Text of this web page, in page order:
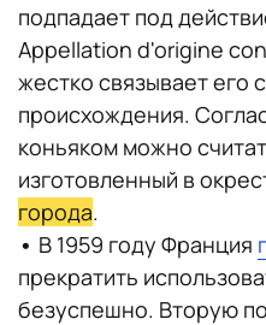
подпадает под
Appellation d'origine
жестко связывает его
происхождения.
коньяком можно
изготовленный в
города.
• В 1959 году Франция
прекратить
безуспешно. Вторую